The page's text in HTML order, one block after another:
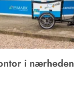
i nærheden